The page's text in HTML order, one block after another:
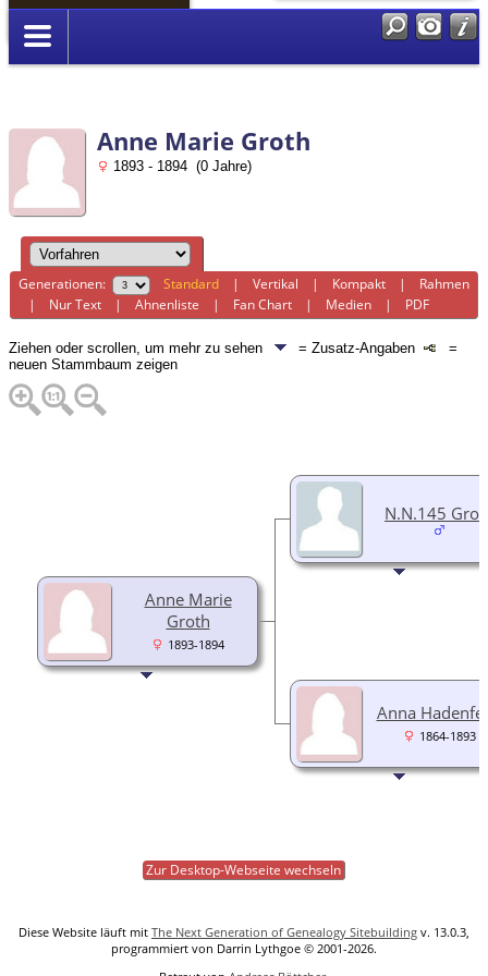
Anmelden
Anne Marie Groth
1893 - 1894 (0 Jahre)
Generationen: Standard |Vertikal | Kompakt | Rahmen
| Nur Text |Ahnenliste | Fan Chart | Medien | PDF
Ziehen oder scrollen, um mehr zu sehen = Zusatz-Angaben
=
neuen Stammbaum zeigen
Anne Marie
Groth
1893-1894
N.N.145
Anna
1864-1893
Zur Desktop-Webseite wechseln
Diese Website läuft mit The Next Generation of Genealogy Sitebuilding v. 13.0.3,
programmiert von Darrin Lythgoe © 2001-2026.